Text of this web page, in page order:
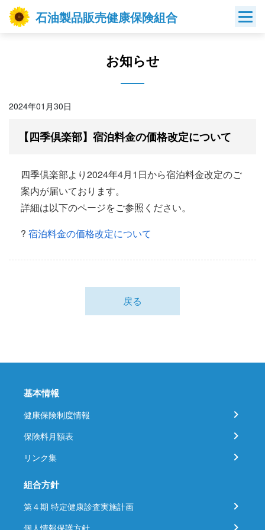
Skip
石油製品販売健康保険組合
お知らせ
2024年01月30日
【四季倶楽部】宿泊料金の価格改定について
四季倶楽部より2024年4月1日から宿泊料金改定のご
案内が届いております。
詳細は以下のページをご参照ください。
? 宿泊料金の価格改定について
戻る
基本情報
健康保険制度情報
保険料月額表
リンク集
組合方針
第４期 特定健康診査実施計画
個人情報保護方針